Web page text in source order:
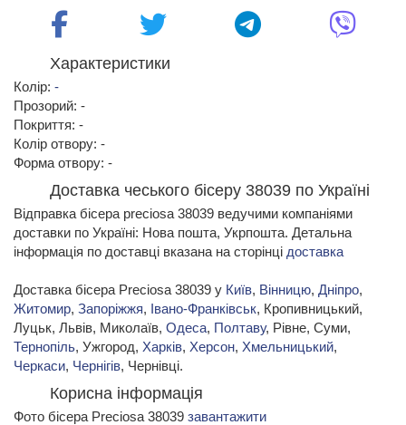
Характеристики
Колір: -
Прозорий: -
Покриття: -
Колір отвору: -
Форма отвору: -
Доставка чеського бісеру 38039 по Україні
Відправка бісера preciosa 38039 ведучими компаніями
доставки по Україні: Нова пошта, Укрпошта. Детальна
інформація по доставці вказана на сторінці доставка
Доставка бісера Preciosa 38039 у Київ, Вінницю, Дніпро,
Житомир, Запоріжжя, Івано-Франківськ, Кропивницький,
Луцьк, Львів, Миколаїв, Одеса, Полтаву, Рівне, Суми,
Тернопіль, Ужгород, Харків, Херсон, Хмельницький,
Черкаси, Чернігів, Чернівці.
Корисна інформація
Фото бісера Preciosa 38039 завантажити